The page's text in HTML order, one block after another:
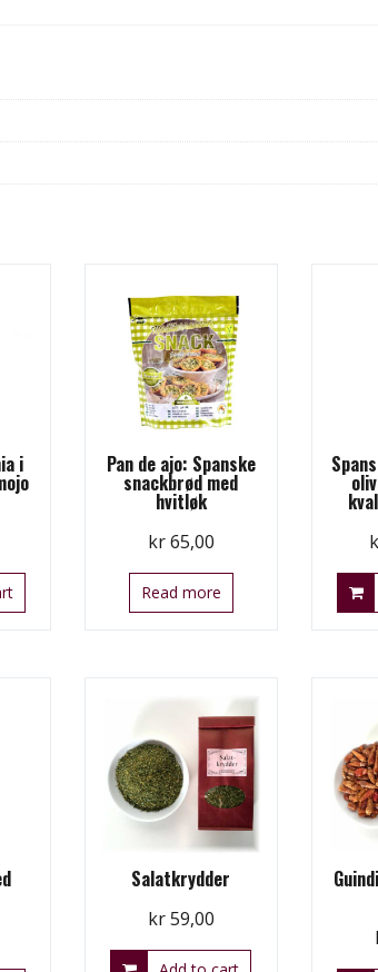
i Pan de ajo: Spanske
snackbrød med
hvitløk
kr65,00
Read more
Salatkrydder
kr59,00